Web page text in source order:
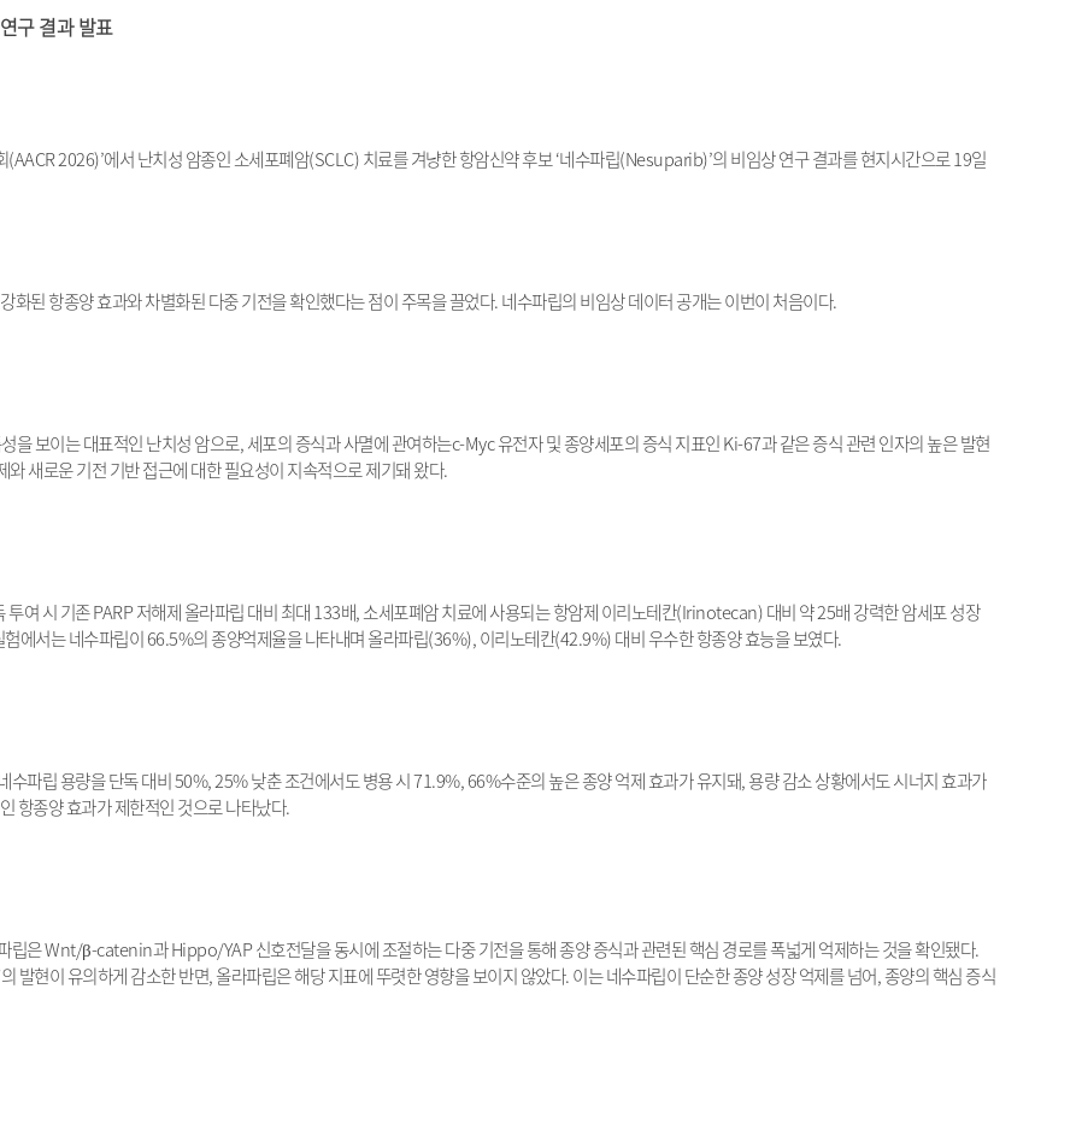
구 결과 발표
(AACR 2026)’에서 난치성 암종인 소세포폐암(SCLC)치료를 겨냥한 항암신약 후보‘네수파립(Nesuparib)’의 비임상 연구 결과를 현지시간으로19일
화된 항종양 효과와 차별화된 다중 기전을 확인했다는 점이 주목을 끌었다.네수파립의 비임상 데이터 공개는 이번이 처음이다.
을 보이는 대표적인 난치성 암으로,세포의 증식과 사멸에 관여하는c-Myc유전자 및 종양세포의 증식 지표인Ki-67과 같은 증식 관련 인자의 높은 발현
와 새로운 기전 기반 접근에 대한 필요성이 지속적으로 제기돼 왔다.
투여 시기존PARP저해제 올라파립 대비 최대133배,소세포폐암 치료에 사용되는 항암제 이리노테칸(Irinotecan)대비 약25배 강력한 암세포 성장
험에서는 네수파립이66.5%의 종양억제율을 나타내며 올라파립(36%),이리노테칸(42.9%)대비 우수한 항종양 효능을 보였다.
수파립 용량을 단독 대비50%, 25%낮춘 조건에서도 병용 시71.9%, 66%수준의 높은 종양 억제 효과가 유지돼,용량 감소 상황에서도 시너지 효과가
항종양 효과가 제한적인 것으로 나타났다.
립은Wnt/β-catenin과Hippo/YAP신호전달을 동시에 조절하는 다중 기전을 통해 종양 증식과 관련된 핵심 경로를 폭넓게 억제하는 것을 확인됐다.
의 발현이 유의하게 감소한 반면,올라파립은 해당 지표에 뚜렷한 영향을 보이지 않았다.이는 네수파립이 단순한 종양 성장 억제를 넘어,종양의 핵심 증식